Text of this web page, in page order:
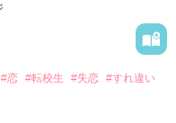
を
。
#恋 #転校生 #失恋 #すれ違い